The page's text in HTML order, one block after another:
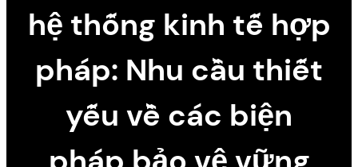
hệ thống kinh tế hợp
pháp: Nhu cầu thiết
yếu về các biện